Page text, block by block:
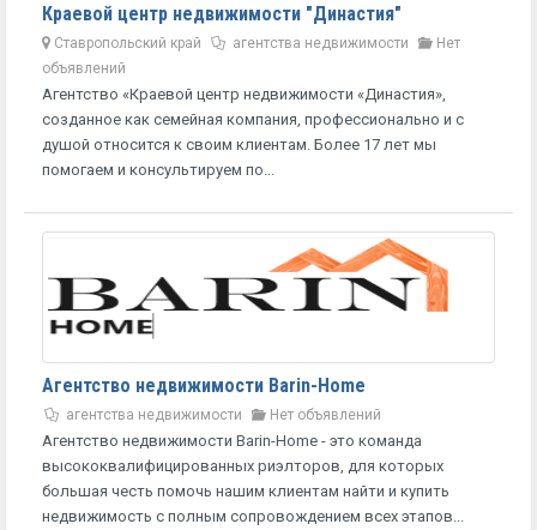
Краевой центр недвижимости "Династия"
Ставропольский край агентства недвижимости
Нет
объявлений
Агентство «Краевой центр недвижимости «Династия»,
созданное как семейная компания, профессионально и с
душой относится к своим клиентам. Более 17 лет мы
помогаем и консультируем по...
Агентство недвижимости Barin-Home
агентства недвижимости Нет объявлений
Агентство недвижимости Barin-Home - это команда
высококвалифицированных риэлторов, для которых
большая честь помочь нашим клиентам найти и купить
недвижимость с полным сопровождением всех этапов...